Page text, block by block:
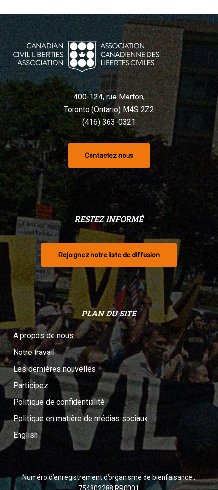
400-124, rue Merton,
Toronto (Ontario) M4S 2Z2
(416) 363-0321
Contactez nous
RESTEZ INFORMÉ
Rejoignez notre liste de diffusion
PLAN DU SITE
A propos de nous
Notre travail
Les dernières nouvelles
Participez
Politique de confidentialité
Politique en matière de médias sociaux
English
Numéro d’enregistrement d’organisme de bienfaisance :
754802288 RR0001